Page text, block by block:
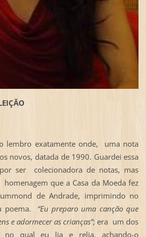
lembro exatamente onde, uma nota
novos, datada de 1990. Guardei essa
ser colecionadora de notas, mas
que a Casa da Moeda fez
de Andrade, imprimindo no
poema. “Eu preparo uma canção que
e adormecer as crianças”; era um dos
no qual eu lia e relia, achando-o